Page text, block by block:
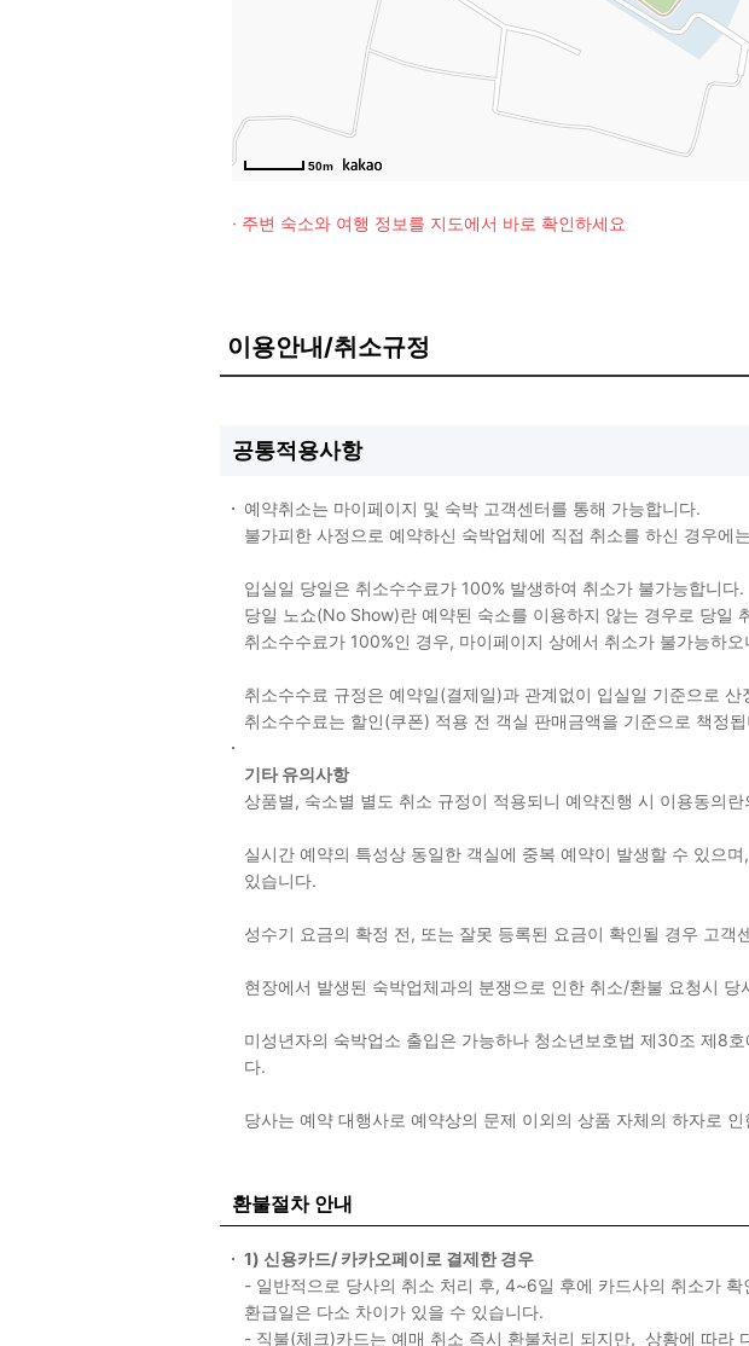
50m
· 주변 숙소와 여행 정보를 지도에서 바로 확인하세요
이용안내/취소규정
공통적용사항
예약취소는 마이페이지 및 숙박 고객센터를 통해 가능합니다.
불가피한 사정으로 예약하신 숙박업체에 직접 취소를 하신 경우
입실일 당일은 취소수수료가 100% 발생하여 취소가 불가능합니다.
당일 노쇼(No Show)란 예약된 숙소를 이용하지 않는 경우로 당일
취소수수료가 100%인 경우, 마이페이지 상에서 취소가 불가능하
취소수수료 규정은 예약일(결제일)과 관계없이 입실일 기준으로 산
취소수수료는 할인(쿠폰) 적용 전 객실 판매금액을 기준으로 책정
기타 유의사항
상품별, 숙소별 별도 취소 규정이 적용되니 예약진행 시 이용동의
실시간 예약의 특성상 동일한 객실에 중복 예약이 발생할 수 있으
있습니다.
성수기 요금의 확정 전, 또는 잘못 등록된 요금이 확인될 경우 고
현장에서 발생된 숙박업체과의 분쟁으로 인한 취소/환불 요청시
미성년자의 숙박업소 출입은 가능하나 청소년보호법 제30조 제8
다.
당사는 예약 대행사로 예약상의 문제 이외의 상품 자체의 하자로
환불절차 안내
1) 신용카드/ 카카오페이로 결제한 경우
- 일반적으로 당사의 취소 처리 후, 4~6일 후에 카드사의 취소가
환급일은 다소 차이가 있을 수 있습니다.
- 직불(체크)카드는 예매 취소 즉시 환불처리 되지만, 상황에 따라